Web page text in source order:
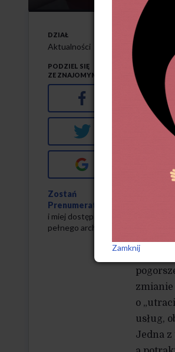
To
i
z
to
trwania
zmianie
o
usług,
Jedna z
DZIAŁ
Aktualności
PODZIEL SIĘ
ZE ZNAJOMYMI
Facebook
Twitter
Zostań
Prenumeratorem
i miej dostęp do
pełnego archiwum
Zamknij